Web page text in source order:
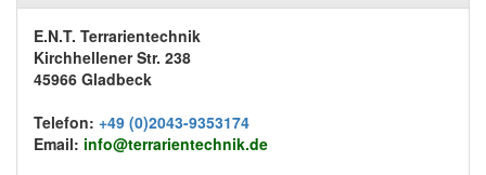
E.N.T. Terrarientechnik
Kirchhellener Str. 238
45966 Gladbeck
Telefon: +49 (0)2043-9353174
Email: info@terrarientechnik.de